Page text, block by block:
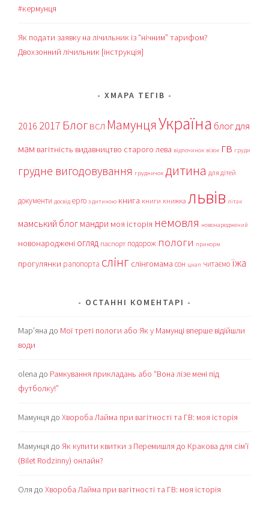
#кермунця
Як подати заявку на лічильник із “нічним” тарифом?
Двохзонний лічильник [інструкція]
ХМАРА ТЕГІВ
2016 2017 Блог ВСЛ МамунцяУкраїна блог для
мам вагітність видавництво старого лева відпочинок візок гв груди
грудне вигодовування грудничок дитина для дітей
документи досвід ерго з дитиною книга книги книжка львів літак
мамський блог мандри моя історія немовля новонароджений
новонароджені огляд паспорт подорож пологи прикорм
прогулянки рапопорта слінг слінгомама сон цнап читаємоїжа
ОСТАННІ КОМЕНТАРІ
Мар’яна до Мої треті пологи або Як у Мамунці вперше відійшли
води
olena до Рамкування прикладань або “Вона лізе мені під
футболку!”
Мамунця доХвороба Лайма при вагітності та ГВ: моя історія
Мамунця до Як купити квитки з Перемишля до Кракова для сім’ї
(Bilet Rodzinny) онлайн?
Оля доХвороба Лайма при вагітності та ГВ: моя історія